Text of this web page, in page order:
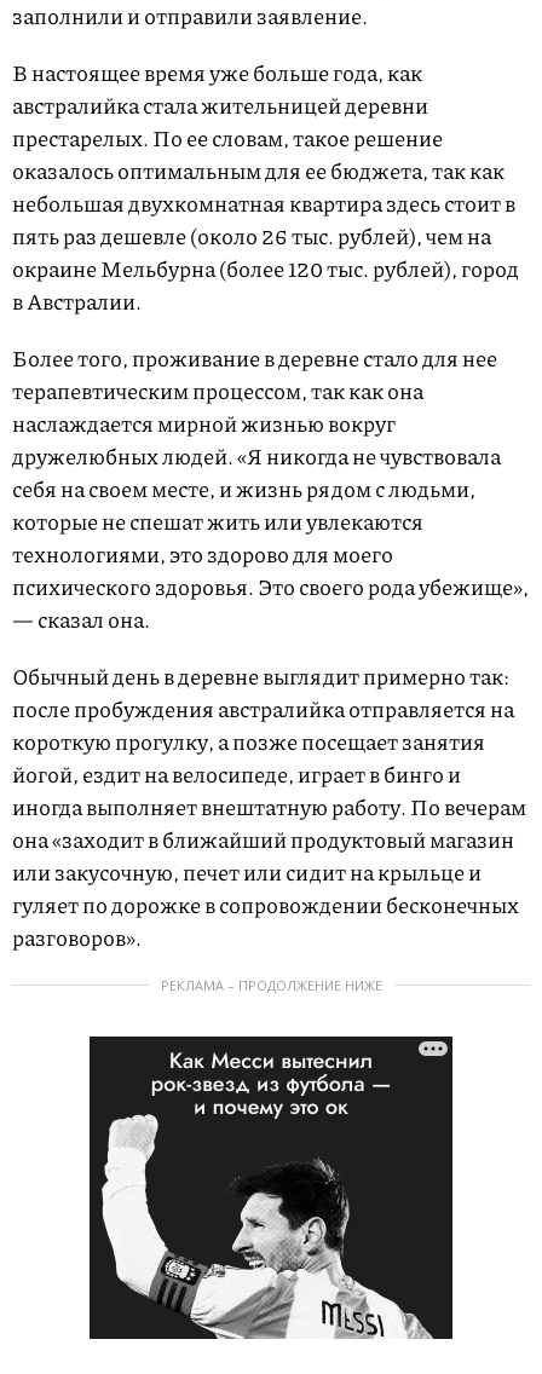
заполнили и отправили заявление.
В настоящее время уже больше года, как
австралийка стала жительницей деревни
престарелых. По ее словам, такое решение
оказалось оптимальным для ее бюджета, так как
небольшая двухкомнатная квартира здесь стоит в
пять раз дешевле (около 26 тыс. рублей), чем на
окраине Мельбурна (более 120 тыс. рублей), город
в Австралии.
Более того, проживание в деревне стало для нее
терапевтическим процессом, так как она
наслаждается мирной жизнью вокруг
дружелюбных людей. «Я никогда не чувствовала
себя на своем месте, и жизнь рядом с людьми,
которые не спешат жить или увлекаются
технологиями, это здорово для моего
психического здоровья. Это своего рода убежище»,
— сказал она.
Обычный день в деревне выглядит примерно так:
после пробуждения австралийка отправляется на
короткую прогулку, а позже посещает занятия
йогой, ездит на велосипеде, играет в бинго и
иногда выполняет внештатную работу. По вечерам
она «заходит в ближайший продуктовый магазин
или закусочную, печет или сидит на крыльце и
гуляет по дорожке в сопровождении бесконечных
разговоров».
РЕКЛАМА – ПРОДОЛЖЕНИЕ НИЖЕ